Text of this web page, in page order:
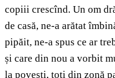
copiii crescînd. Un om
de casă, ne-a arătat
pipăit, ne-a spus ce ar
și care din nou a vorbit
la povești, toți din zonă